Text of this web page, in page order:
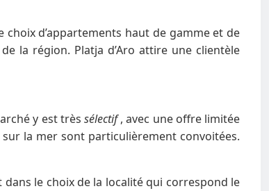
d’appartements haut de gamme et de
la région. Platja d’Aro attire une clientèle
y est très sélectif, avec une offre limitée
la mer sont particulièrement convoitées.
le choix de la localité qui correspond le